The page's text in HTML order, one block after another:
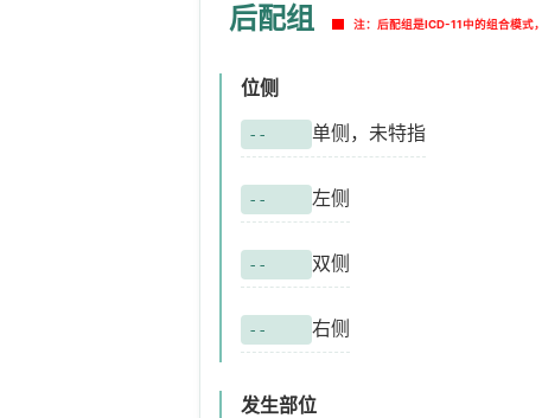
后配组 注：后配组是ICD-11中的组合模式
位侧
-- 单侧，未特指
-- 左侧
-- 双侧
-- 右侧
发生部位